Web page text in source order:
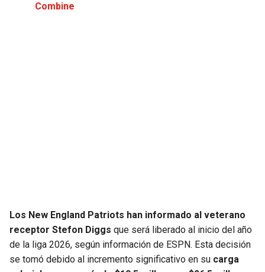
Combine
Los New England Patriots han informado al veterano
receptor Stefon Diggs que será liberado al inicio del año
de la liga 2026, según información de ESPN. Esta decisión
se tomó debido al incremento significativo en su carga